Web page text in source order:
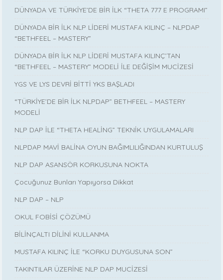
DÜNYADA VE TÜRKİYE’DE BİR İLK “THETA 777 E PROGRAMI”
DÜNYADA BİR İLK NLP LİDERİ MUSTAFA KILINÇ – NLPDAP
“BETHFEEL – MASTERY”
DÜNYADA BİR İLK NLP LİDERİ MUSTAFA KILINÇ’TAN
“BETHFEEL – MASTERY” MODELİ İLE DEĞİŞİM MUCİZESİ
YGS VE LYS DEVRİ BİTTİ YKS BAŞLADI
“TÜRKİYE’DE BİR İLK NLPDAP” BETHFEEL – MASTERY
MODELİ
NLP DAP İLE “THETA HEALİNG” TEKNİK UYGULAMALARI
NLPDAP MAVİ BALİNA OYUN BAĞIMLILIĞINDAN KURTULUŞ
NLP DAP ASANSÖR KORKUSUNA NOKTA
Çocuğunuz Bunları Yapıyorsa Dikkat
NLP DAP – NLP
OKUL FOBİSİ ÇÖZÜMÜ
BİLİNÇALTI DİLİNİ KULLANMA
MUSTAFA KILINÇ İLE “KORKU DUYGUSUNA SON”
TAKINTILAR ÜZERİNE NLP DAP MUCİZESİ